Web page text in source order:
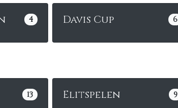
4 6
Davis Cup
13 9
Elitspelen